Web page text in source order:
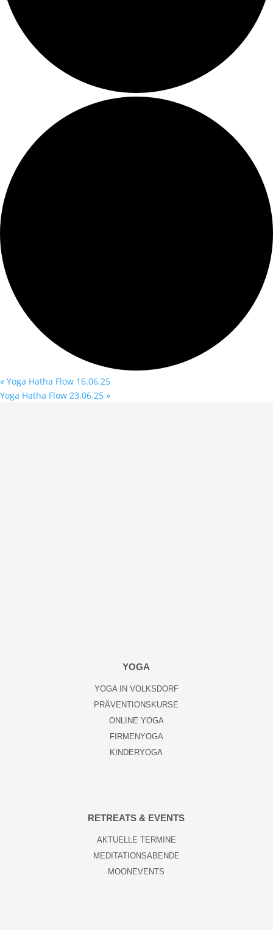
« Yoga Hatha Flow 16.06.25
Yoga Hatha Flow 23.06.25 »
YOGA
YOGA IN VOLKSDORF
PRÄVENTIONSKURSE
ONLINE YOGA
FIRMENYOGA
KINDERYOGA
RETREATS & EVENTS
AKTUELLE TERMINE
MEDITATIONSABENDE
MOONEVENTS